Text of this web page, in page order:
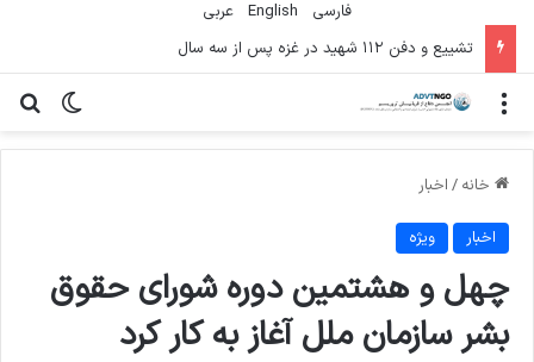
فارسی English
عربي
سوءاستفاده تروریست‌ها از زنان به عنوان سلاح
تغییر منو
خانه / اخبار
اخبار ویژه
چهل و هشتمین دوره شورای حقوق
بشر سازمان ملل آغاز به کار کرد